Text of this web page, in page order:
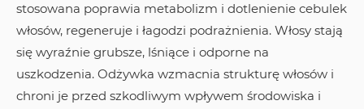
stosowana poprawia metabolizm i dotlenienie cebulek
włosów, regeneruje i łagodzi podrażnienia. Włosy stają
się wyraźnie grubsze, lśniące i odporne na
uszkodzenia. Odżywka wzmacnia strukturę włosów i
chroni je przed szkodliwym wpływem środowiska i